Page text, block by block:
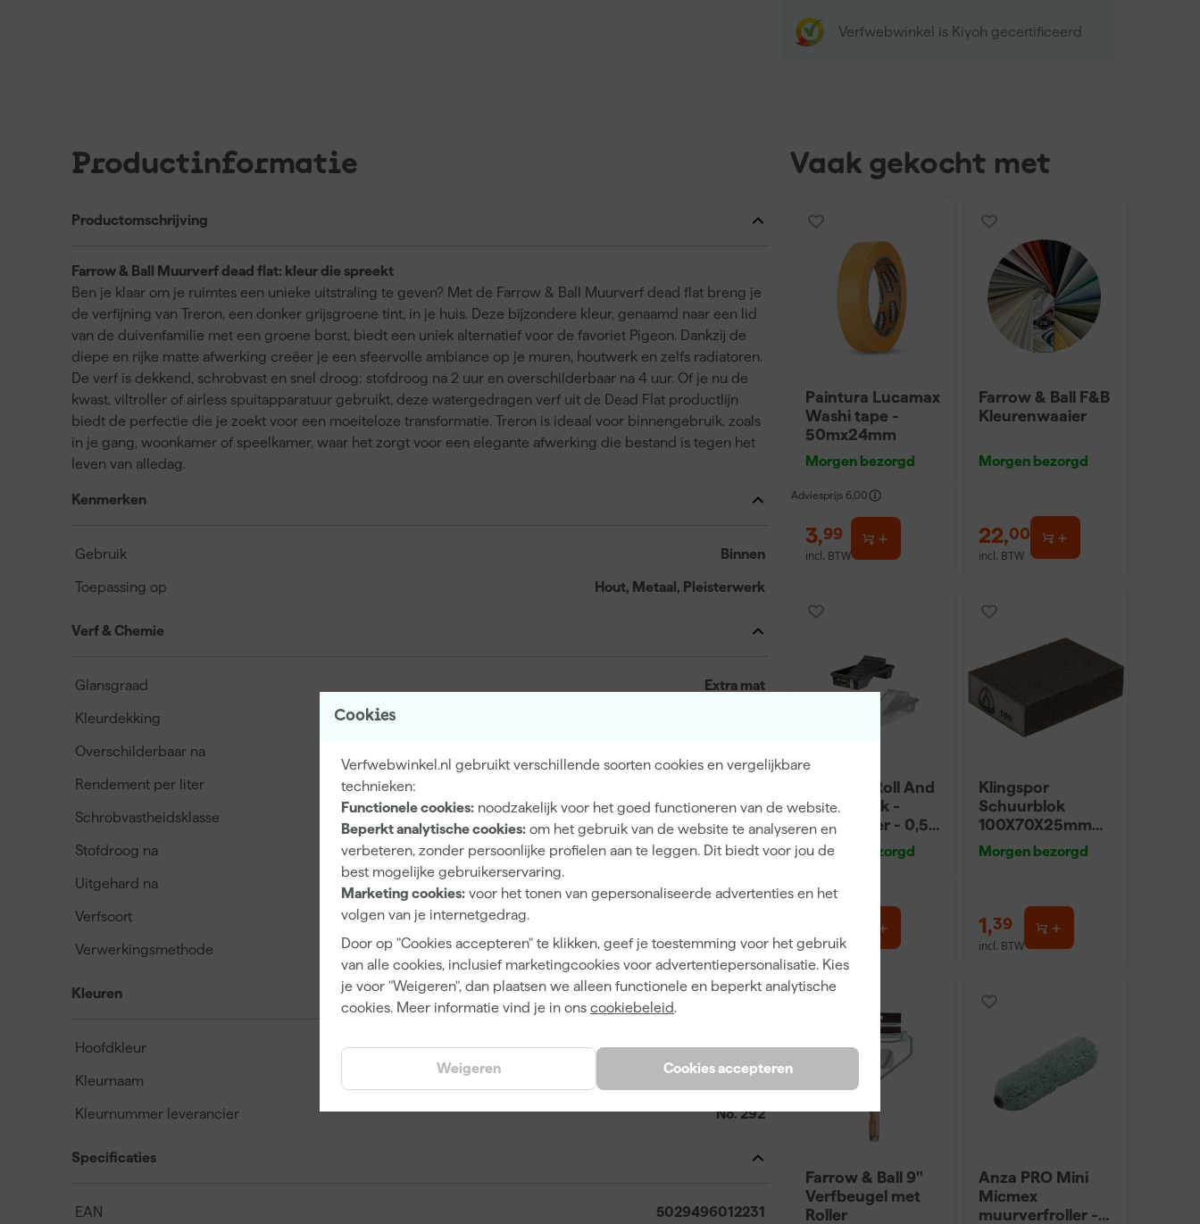
Cookies
Verfwebwinkel.nl gebruikt verschillende soorten cookies en vergelijkbare
technieken:
Functionele cookies: noodzakelijk voor het goed functioneren van de website.
Beperkt analytische cookies: om het gebruik van de website te analyseren en
verbeteren, zonder persoonlijke profielen aan te leggen. Dit biedt voor jou de
best mogelijke gebruikerservaring.
Marketing cookies: voor het tonen van gepersonaliseerde advertenties en het
volgen van je internetgedrag.
Door op "Cookies accepteren" te klikken, geef je toestemming voor het gebruik
van alle cookies, inclusief marketingcookies voor advertentiepersonalisatie. Kies
je voor "Weigeren", dan plaatsen we alleen functionele en beperkt analytische
cookies. Meer informatie vind je in ons cookiebeleid.
Cookies accepteren
Weigeren
Verfwebwinkel is Kiyoh gecertificeerd
Productinformatie
Productomschrijving
Farrow & Ball Muurverf dead flat: kleur die spreekt
Ben je klaar om je ruimtes een unieke uitstraling te geven? Met de Farrow & Ball Muurverf dead flat breng je
de verfijning van Treron, een donker grijsgroene tint, in je huis. Deze bijzondere kleur, genaamd naar een lid
van de duivenfamilie met een groene borst, biedt een uniek alternatief voor de favoriet Pigeon. Dankzij de
diepe en rijke matte afwerking creëer je een sfeervolle ambiance op je muren, houtwerk en zelfs radiatoren.
De verf is dekkend, schrobvast en snel droog: stofdroog na 2 uur en overschilderbaar na 4 uur. Of je nu de
kwast, viltroller of airless spuitapparatuur gebruikt, deze watergedragen verf uit de Dead Flat productlijn
biedt de perfectie die je zoekt voor een moeiteloze transformatie. Treron is ideaal voor binnengebruik, zoals
in je gang, woonkamer of speelkamer, waar het zorgt voor een elegante afwerking die bestand is tegen het
leven van alledag.
Kenmerken
Gebruik Binnen
Toepassing op Hout, Metaal, Pleisterwerk
Verf & Chemie
Glansgraad Extra mat
Kleurdekking
Overschilderbaar na
Rendement per liter
Schrobvastheidsklasse 1
Stofdroog na 2 h
Uitgehard na
Verfsoort
Verwerkingsmethode Airless spuitapparatuur, Kwast, Viltroller
Kleuren
Hoofdkleur Groen
Kleurnaam Treron
Kleurnummer leverancier No. 292
Specificaties
EAN 5029496012231
Vaak gekocht met
Paintura Lucamax
Washi tape -
50mx24mm
Morgen bezorgd
Adviesprijs 6,00
3,99
incl. BTW
Farrow & Ball F&B
Kleurenwaaier
Morgen bezorgd
22,00
incl. BTW
Go!Paint Roll And
Go Verfbak -
12cm Roller - 0,5L
+ 5 Inzetbakken
Morgen bezorgd
incl. BTW
Klingspor
Schuurblok
100X70X25mm
Sk 500 P220
Morgen bezorgd
1,39
incl. BTW
Farrow & Ball 9"
Verfbeugel met
Roller
Anza PRO Mini
Micmex
muurverfroller -